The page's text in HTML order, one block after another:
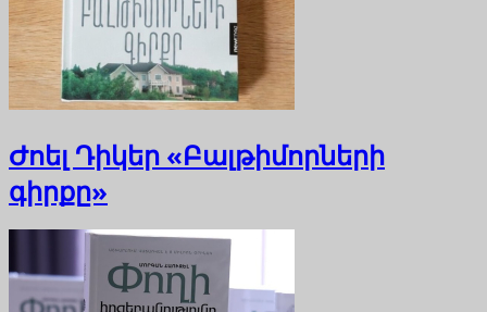
Ժոել Դիկեր «Բալթիմորների
գիրքը»